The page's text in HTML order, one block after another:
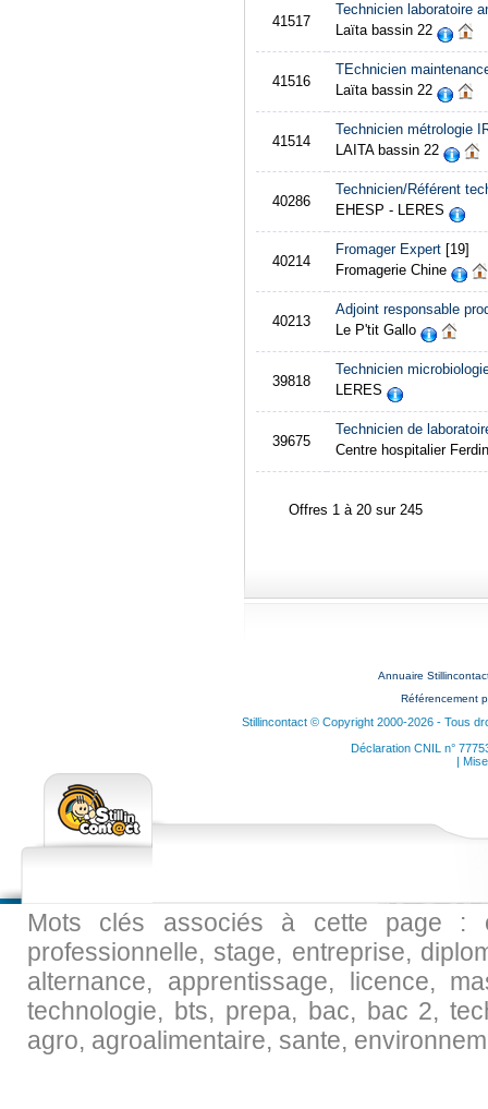
41517
Technicien laboratoire
Laïta bassin 22
41516
TEchnicien
Laïta bassin 22
41514
Technicien métrologie
LAITA bassin 22
40286
Technicien/Référent
EHESP - LERES
40214
Fromager Expert [19]
Fromagerie Chine
40213
Adjoint responsable
Le P'tit Gallo
39818
Technicien
LERES
39675
Technicien de
Centre hospitalier
Offres 1 à 20 sur 245
Annuaire
Référencement
Stillincontact © Copyright 2000-2026 - Tous
Déclaration CNIL n°
|
Mots clés associés à cette page :
professionnelle, stage, entreprise,
alternance, apprentissage, licence,
technologie, bts, prepa, bac, bac 2,
agro, agroalimentaire, sante,